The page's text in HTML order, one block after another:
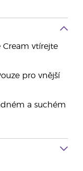
Cream vtírejte
pro vnější
a suchém